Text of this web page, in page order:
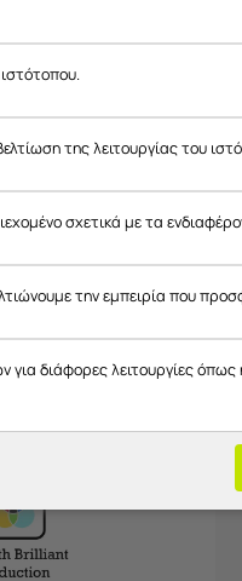
μέρος και διάφανα
της λειτουργίας του
σχετικά με τα
την εμπειρία που
για διάφορες λειτουργίες όπως